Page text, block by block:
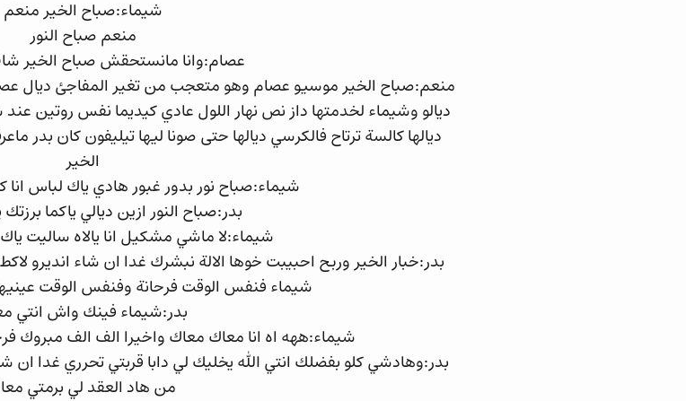
شيماء:صباح الخير منعم
منعم صباح النور
عصام:وانا مانستحقش صباح الخير
منعم:صباح الخير موسيو عصام وهو متعجب من تغير المفاجئ ديال
ديالو وشيماء لخدمتها داز نص نهار اللول عادي كيديما نفس روتين
ديالها كالسة ترتاح فالكرسي ديالها حتى صونا ليها تيليفون كان بدر
الخير
شيماء:صباح نور بدور غبور هادي ياك لباس انا
بدر:صباح النور ازين ديالي ياكما
شيماء:لا ماشي مشكيل انا يالاه ساليت
بدر:خبار الخير وربح احبيبت خوها الالة نبشرك غدا ان شاء انديرو
شيماء فنفس الوقت فرحانة وفنفس الوقت
بدر:شيماء فينك واش انتي
شيماء:ههه اه انا معاك معاك واخيرا الف الف مبروك
بدر:وهادشي كلو بفضلك انتي الله يخليك لي دابا قربتي تحرري غدا ان
من هاد العقد لي برمتي